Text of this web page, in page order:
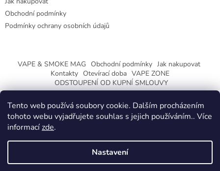
Tento web používá soubory cookie. Dalším procházením
tohoto webu vyjadřujete souhlas s jejich používáním.. Více
informacízde.
Nastavení
Obchodní podmínky
Podmínky ochrany osobních údajů
VAPE & SMOKE MAG Obchodní podmínky Jak nakupovat
Kontakty Otevírací doba VAPE ZONE
ODSTOUPENÍ OD KUPNÍ SMLOUVY